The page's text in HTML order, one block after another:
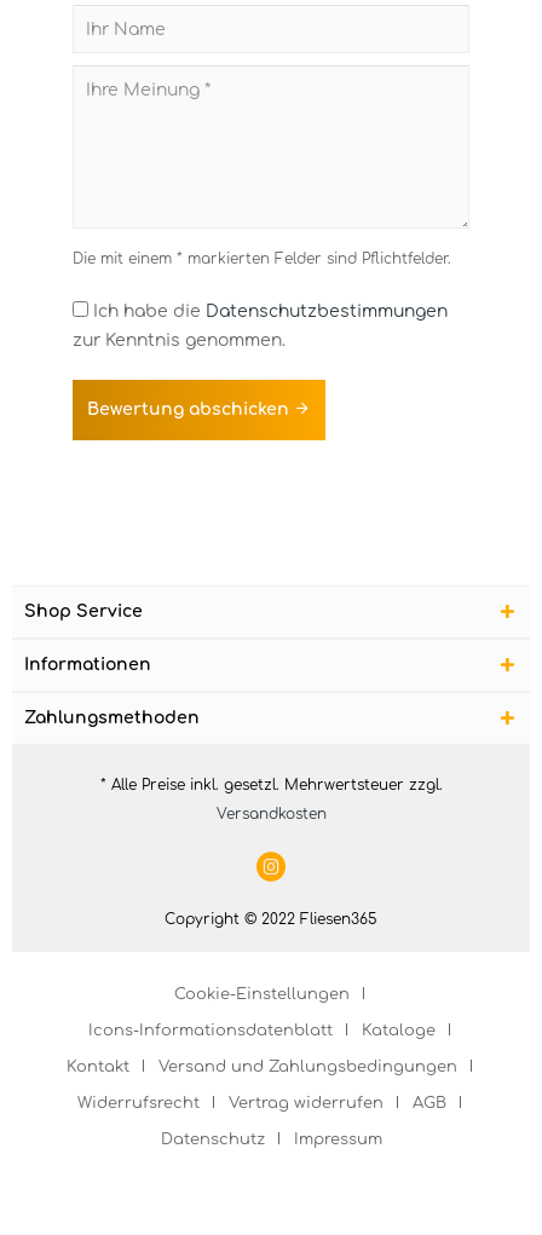
Die mit einem * markierten Felder sind Pflichtfelder.
Ich habe die Datenschutzbestimmungen
zur Kenntnis genommen.
Bewertung abschicken
Shop Service
Informationen
Zahlungsmethoden
* Alle Preise inkl. gesetzl. Mehrwertsteuer zzgl.
Versandkosten
Copyright © 2022 Fliesen365
Cookie-Einstellungen
Icons-Informationsdatenblatt Kataloge
Kontakt Versand und Zahlungsbedingungen
Widerrufsrecht Vertrag widerrufen AGB
Datenschutz Impressum